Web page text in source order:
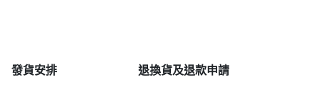
發貨安排 退換貨及退款申請